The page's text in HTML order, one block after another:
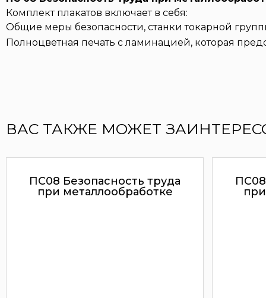
Комплект плакатов включает в себя:
Общие меры безопасности, станки токарной
Полноцветная печать с ламинацией, которая
ВАС ТАКЖЕ МОЖЕТ
ПС08 Безопасность труда
при металлообработке